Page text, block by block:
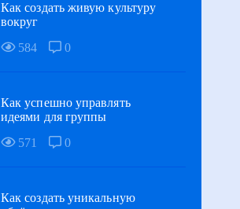
Как создать живую культуру
вокруг
584
0
Как успешно управлять
идеями для группы
571
0
Как создать уникальную